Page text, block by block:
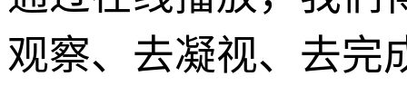
观察、去凝视、去完